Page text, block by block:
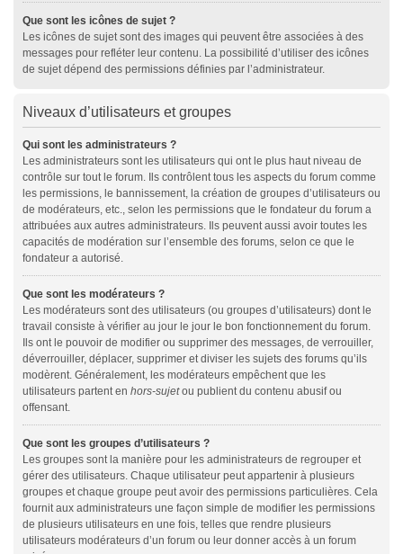
Que sont les icônes de sujet ?
Les icônes de sujet sont des images qui peuvent être associées à des
messages pour refléter leur contenu. La possibilité d’utiliser des icônes
de sujet dépend des permissions définies par l’administrateur.
Niveaux d’utilisateurs et groupes
Qui sont les administrateurs ?
Les administrateurs sont les utilisateurs qui ont le plus haut niveau de
contrôle sur tout le forum. Ils contrôlent tous les aspects du forum comme
les permissions, le bannissement, la création de groupes d’utilisateurs ou
de modérateurs, etc., selon les permissions que le fondateur du forum a
attribuées aux autres administrateurs. Ils peuvent aussi avoir toutes les
capacités de modération sur l’ensemble des forums, selon ce que le
fondateur a autorisé.
Que sont les modérateurs ?
Les modérateurs sont des utilisateurs (ou groupes d’utilisateurs) dont le
travail consiste à vérifier au jour le jour le bon fonctionnement du forum.
Ils ont le pouvoir de modifier ou supprimer des messages, de verrouiller,
déverrouiller, déplacer, supprimer et diviser les sujets des forums qu’ils
modèrent. Généralement, les modérateurs empêchent que les
utilisateurs partent en hors-sujetou publient du contenu abusif ou
offensant.
Que sont les groupes d’utilisateurs ?
Les groupes sont la manière pour les administrateurs de regrouper et
gérer des utilisateurs. Chaque utilisateur peut appartenir à plusieurs
groupes et chaque groupe peut avoir des permissions particulières. Cela
fournit aux administrateurs une façon simple de modifier les permissions
de plusieurs utilisateurs en une fois, telles que rendre plusieurs
utilisateurs modérateurs d’un forum ou leur donner accès à un forum